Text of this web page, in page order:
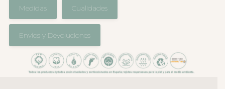
Medidas Cualidades
Envíos y Devoluciones